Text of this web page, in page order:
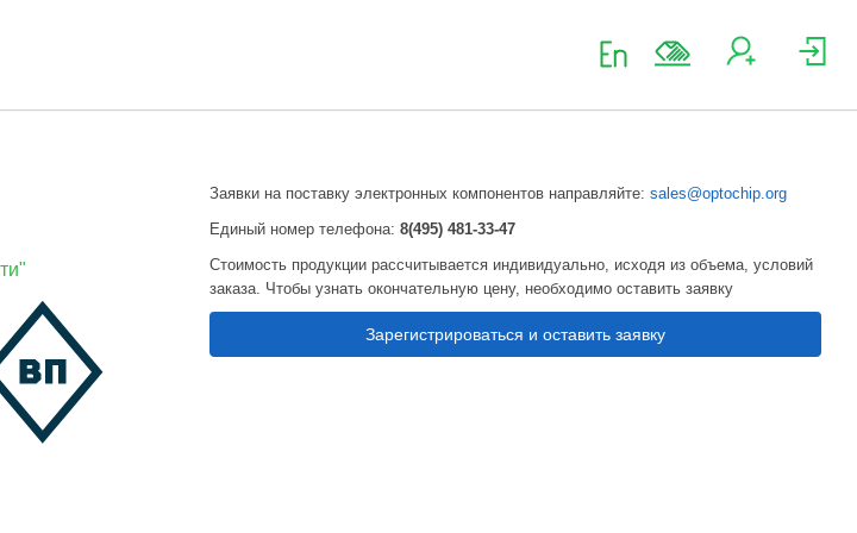
Заявки на поставку электронных компонентов направляйте:sales@optochip.org
Единый номер телефона:8(495) 481-33-47
Стоимость продукции рассчитывается индивидуально, исходя из объема, условий
заказа. Чтобы узнать окончательную цену, необходимо оставить заявку
Зарегистрироваться и оставить заявку